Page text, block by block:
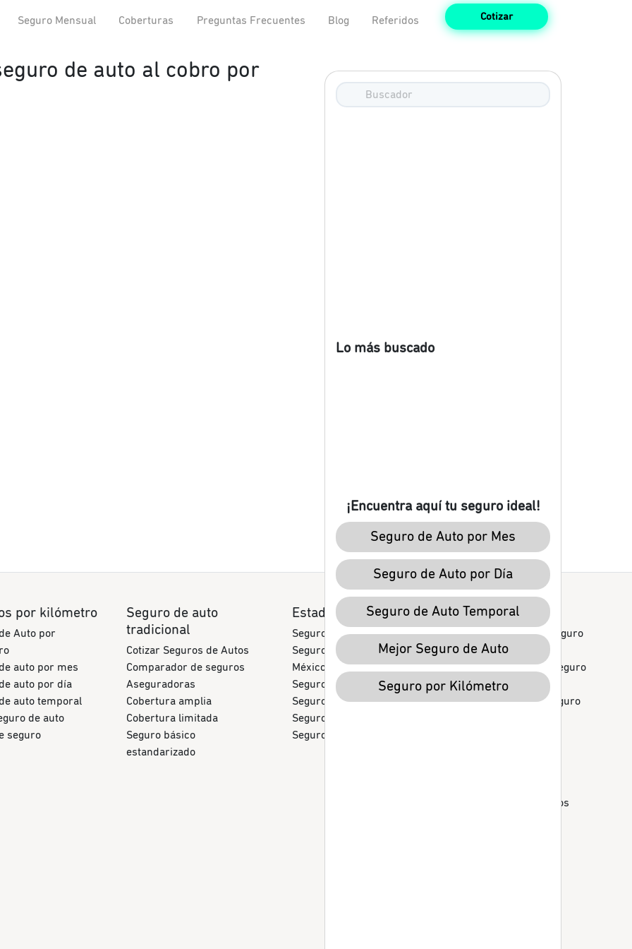
Cotizar
Seguro Mensual Coberturas Preguntas Frecuentes Blog Referidos
Lo más buscado
¡Encuentra aquí tu seguro ideal!
Seguro de Auto por Mes
Seguro de Auto por Día
Seguro de Auto Temporal
Mejor Seguro de Auto
Seguro por Kilómetro
de auto al cobro por
por kilómetro
Auto por
auto por mes
auto por día
auto temporal
de auto
seguro
Seguro de auto
tradicional
Cotizar Seguros de Autos
Comparador de seguros
Aseguradoras
Cobertura amplia
Cobertura limitada
Seguro básico
estandarizado
Estado / Ciudad
Seguro de auto CDMX
Seguro de auto Estado de
México
Seguro de auto Monterrey
Seguro de auto Jalisco
Seguro de auto Querétaro
Seguro de auto Cuernavaca
Blog miituo
¿Cuánto cuesta un seguro
de auto?
Requisitos para un seguro
de auto
Seguro por km vs seguro
Coberturas de seguros